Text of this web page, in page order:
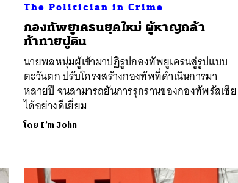
The Politician in Crime
กองทัพยูเครนยุคใหม่ ผู้หาญกล้า
ท้าทายปูติน
นายพลหนุ่มผู้เข้ามาปฏิรูปกองทัพยูเครนสู่รูปแบบ
ตะวันตก ปรับโครงสร้างกองทัพที่ดำเนินการมา
หลายปี จนสามารถยันการรุกรานของกองทัพรัสเซีย
ได้อย่างดีเยี่ยม
โดย I’m John